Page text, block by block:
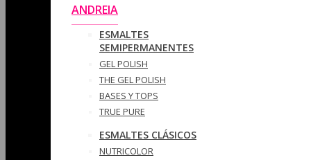
ANDREIA
ESMALTES
SEMIPERMANENTES
GEL POLISH
THE GEL POLISH
BASES Y‎ TOPS
TRUE PURE
ESMALTES CLÁSICOS
NUTRICOLOR